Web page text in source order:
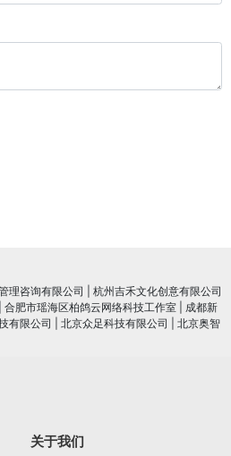
理咨询有限公司
杭州吉禾文化创意有限公司
合肥市瑶海区柏鸽云网络科技工作室
成都新
有限公司 北京众足科技有限公司
北京奥智
关于我们